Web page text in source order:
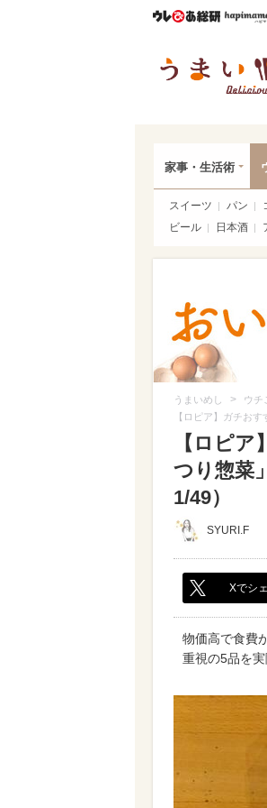
ウレぴ
家事・生活術
スイーツ パン
ビール
日本酒
うまいめし > ウチ
【ロピア】ガチお
【ロピ
つり惣菜
1/49）
SYURI.F
Xでシ
物価高で食費
重視の5品を